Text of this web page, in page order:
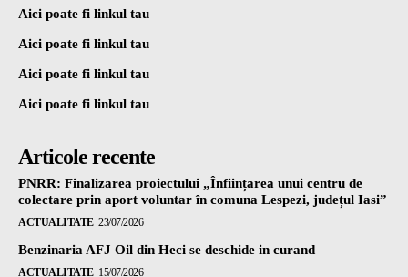
Aici poate fi linkul tau
Aici poate fi linkul tau
Aici poate fi linkul tau
Aici poate fi linkul tau
Articole recente
PNRR: Finalizarea proiectului „Înființarea unui centru de
colectare prin aport voluntar în comuna Lespezi, județul Iasi”
ACTUALITATE 23/07/2026
Benzinaria AFJ Oil din Heci se deschide in curand
ACTUALITATE 15/07/2026